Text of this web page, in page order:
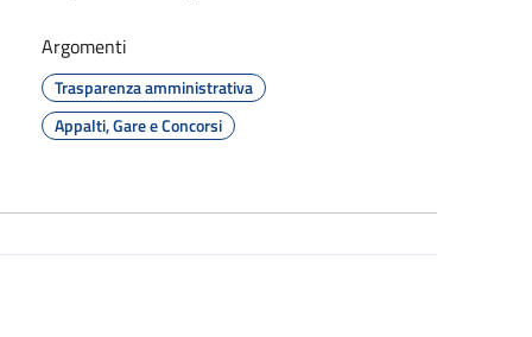
Argomenti
Trasparenza amministrativa
Appalti, Gare e Concorsi